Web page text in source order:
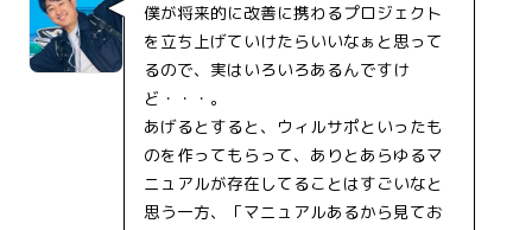
僕が将来的に改善に携わるプロジェクト
を立ち上げていけたらいいなぁと思って
るので、実はいろいろあるんですけ
ど・・・。
あげるとすると、ウィルサポといったも
のを作ってもらって、ありとあらゆるマ
ニュアルが存在してることはすごいなと
思う一方、「マニュアルあるから見てお